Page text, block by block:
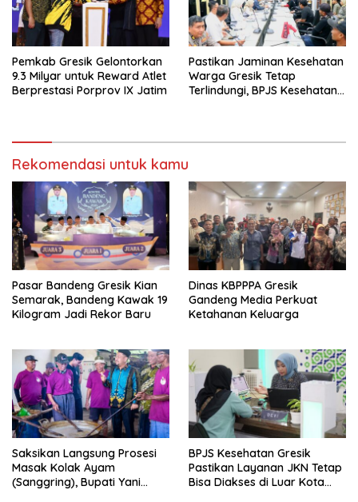
Pemkab Gresik Gelontorkan
9.3 Milyar untuk Reward Atlet
Berprestasi Porprov IX Jatim
Pastikan Jaminan Kesehatan
Warga Gresik Tetap
Terlindungi, BPJS Kesehatan
Rekomendasi untuk kamu
Pasar Bandeng Gresik Kian
Semarak, Bandeng Kawak 19
Kilogram Jadi Rekor Baru
Dinas KBPPPA Gresik
Gandeng Media Perkuat
Ketahanan Keluarga
Saksikan Langsung Prosesi
Masak Kolak Ayam
(Sanggring), Bupati Yani
BPJS Kesehatan Gresik
Pastikan Layanan JKN Tetap
Bisa Diakses di Luar Kota